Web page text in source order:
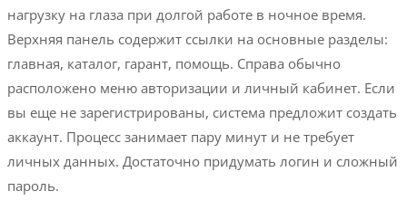
нагрузку на глаза при долгой работе в ночное время.
Верхняя панель содержит ссылки на основные разделы:
главная, каталог, гарант, помощь. Справа обычно
расположено меню авторизации и личный кабинет. Если
вы еще не зарегистрированы, система предложит создать
аккаунт. Процесс занимает пару минут и не требует
личных данных. Достаточно придумать логин и сложный
пароль.